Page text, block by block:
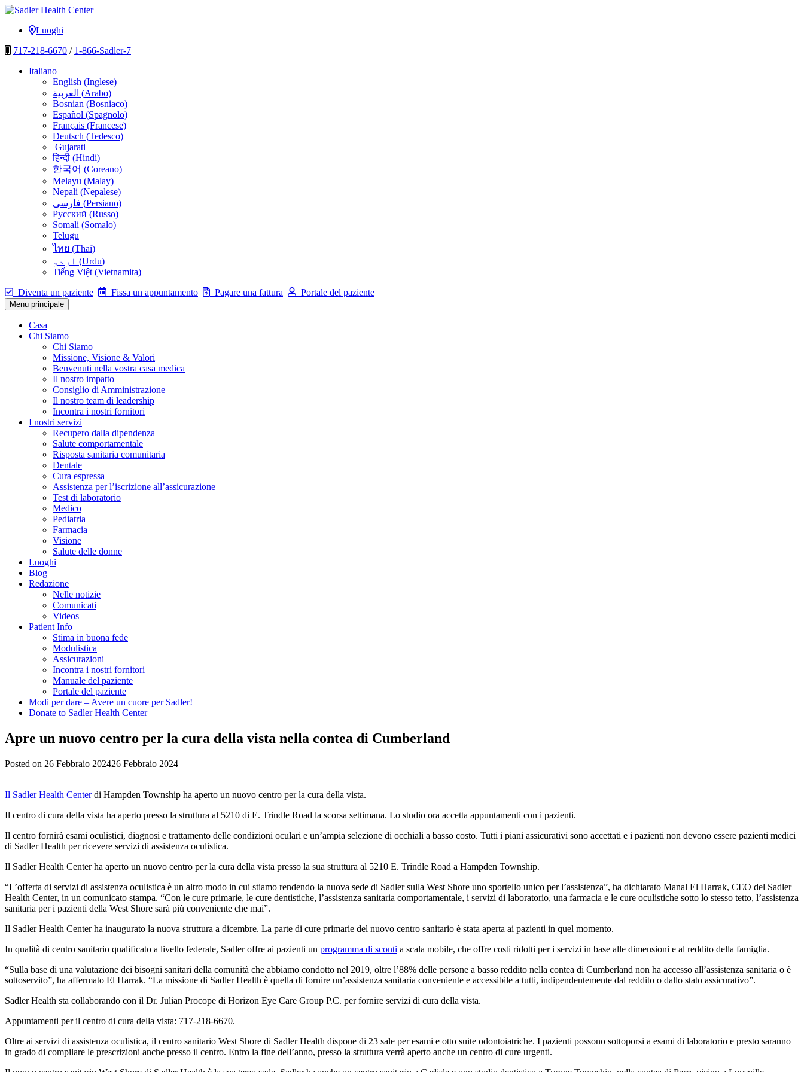
Vai
contenuto
Sadler Health Center
Luoghi
717-218-6670 / 1-866-Sadler-7
Italiano
English (Inglese)
العربية (Arabo)
Bosnian (Bosniaco)
Español (Spagnolo)
Français (Francese)
Deutsch (Tedesco)
Gujarati
हिन्दी (Hindi)
한국어 (Coreano)
Melayu (Malay)
Nepali (Nepalese)
فارسی (Persiano)
Русский (Russo)
Somali (Somalo)
Telugu
ไทย (Thai)
(Urdu)
Tiếng Việt (Vietnamita)
Diventa un paziente
Fissa un appuntamento Pagare una fattura Portale del paziente
Menu principale
Casa
Chi Siamo
Chi Siamo
Missione, Visione & Valori
Benvenuti nella vostra casa medica
Il nostro impatto
Consiglio di Amministrazione
Il nostro team di leadership
Incontra i nostri fornitori
I nostri servizi
Recupero dalla dipendenza
Salute comportamentale
Risposta sanitaria comunitaria
Dentale
Cura espressa
Assistenza per l’iscrizione all’assicurazione
Test di laboratorio
Medico
Pediatria
Farmacia
Visione
Salute delle donne
Luoghi
Blog
Redazione
Nelle notizie
Comunicati
Videos
Patient Info
Stima in buona fede
Modulistica
Assicurazioni
Incontra i nostri fornitori
Manuale del paziente
Portale del paziente
Modi per dare – Avere un cuore per Sadler!
Donate to Sadler Health Center
Apre un nuovo centro per la cura della vista nella contea di Cumberland
Posted on 26 Febbraio 202426 Febbraio 2024
Il Sadler Health Centerdi Hampden Township ha aperto un nuovo centro per la cura della vista.
Il centro di cura della vista ha aperto presso la struttura al 5210 di E. Trindle Road la scorsa settimana. Lo studio ora accetta appuntamenti con i pazienti.
Il centro fornirà esami oculistici, diagnosi e trattamento delle condizioni oculari e un’ampia selezione di occhiali a basso costo. Tutti i piani assicurativi sono accettati e i pazienti non devono essere pazienti medici
di Sadler Health per ricevere servizi di assistenza oculistica.
Il Sadler Health Center ha aperto un nuovo centro per la cura della vista presso la sua struttura al 5210 E. Trindle Road a Hampden Township.
“L’offerta di servizi di assistenza oculistica è un altro modo in cui stiamo rendendo la nuova sede di Sadler sulla West Shore uno sportello unico per l’assistenza”, ha dichiarato Manal El Harrak, CEO del Sadler
Health Center, in un comunicato stampa. “Con le cure primarie, le cure dentistiche, l’assistenza sanitaria comportamentale, i servizi di laboratorio, una farmacia e le cure oculistiche sotto lo stesso tetto, l’assistenza
sanitaria per i pazienti della West Shore sarà più conveniente che mai”.
Il Sadler Health Center ha inaugurato la nuova struttura a dicembre. La parte di cure primarie del nuovo centro sanitario è stata aperta ai pazienti in quel momento.
In qualità di centro sanitario qualificato a livello federale, Sadler offre ai pazienti un programma di sconti a scala mobile, che offre costi ridotti per i servizi in base alle dimensioni e al reddito della famiglia.
“Sulla base di una valutazione dei bisogni sanitari della comunità che abbiamo condotto nel 2019, oltre l’88% delle persone a basso reddito nella contea di Cumberland non ha accesso all’assistenza sanitaria o è
sottoservito”, ha affermato El Harrak. “La missione di Sadler Health è quella di fornire un’assistenza sanitaria conveniente e accessibile a tutti, indipendentemente dal reddito o dallo stato assicurativo”.
Sadler Health sta collaborando con il Dr. Julian Procope di Horizon Eye Care Group P.C. per fornire servizi di cura della vista.
Appuntamenti per il centro di cura della vista: 717-218-6670.
Oltre ai servizi di assistenza oculistica, il centro sanitario West Shore di Sadler Health dispone di 23 sale per esami e otto suite odontoiatriche. I pazienti possono sottoporsi a esami di laboratorio e presto saranno
in grado di compilare le prescrizioni anche presso il centro. Entro la fine dell’anno, presso la struttura verrà aperto anche un centro di cure urgenti.